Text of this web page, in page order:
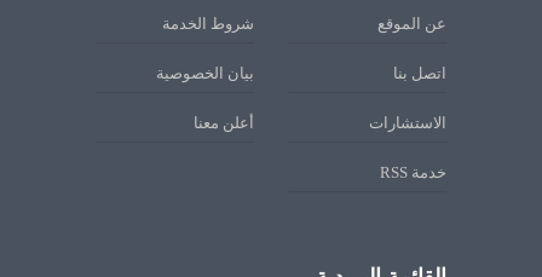
عن الموقع شروط الخدمة
اتصل بنا بيان الخصوصية
الاستشارات أعلن معنا
خدمة RSS